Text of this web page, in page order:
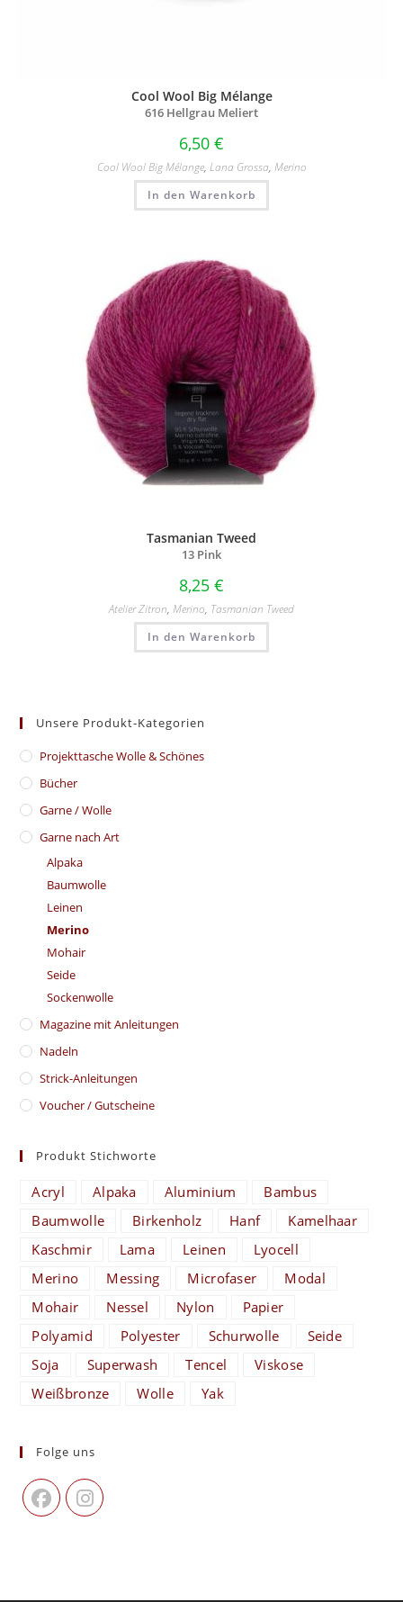
Cool Wool Big Mélange
616 Hellgrau Meliert
6,50 €
Cool Wool Big Mélange, Lana Grossa, Merino
In den Warenkorb
Tasmanian Tweed
13 Pink
8,25 €
Atelier Zitron, Merino, Tasmanian Tweed
In den Warenkorb
Unsere Produkt-Kategorien
​Projekttasche Wolle & Schönes
Bücher
Garne / Wolle
Garne nach Art
Alpaka
Baumwolle
Leinen
Merino
Mohair
Seide
Sockenwolle
Magazine mit Anleitungen
Nadeln
Strick-Anleitungen
Voucher / Gutscheine
Produkt Stichworte
Acryl Alpaka Aluminium
Bambus
Baumwolle
Birkenholz Hanf
Kamelhaar
Kaschmir
Lama Leinen
Lyocell
Merino
Messing Microfaser
Modal
Mohair
Nessel Nylon
Papier
Polyamid
Polyester Schurwolle
Seide
Soja
Superwash Tencel
Viskose
Weißbronze
Wolle Yak
Folge uns